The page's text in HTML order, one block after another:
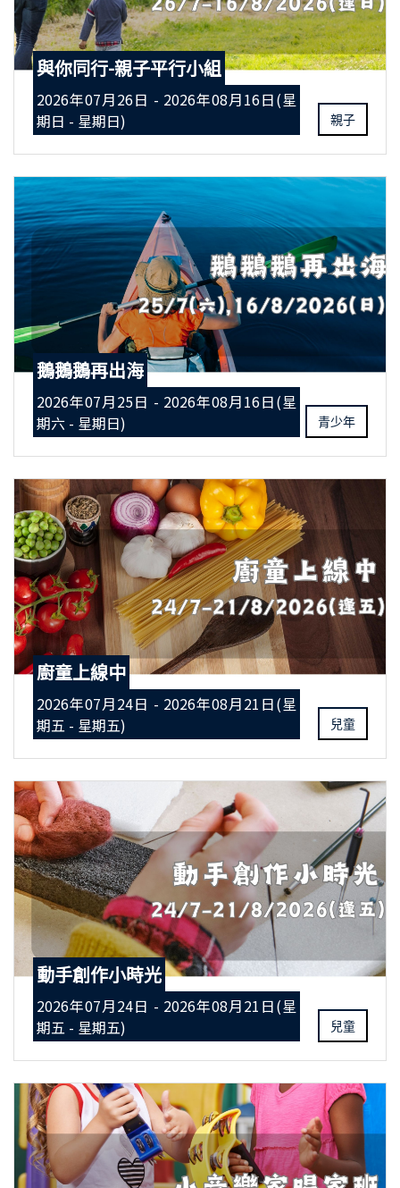
與你同行-親子平行小組
2026年07月26日 - 2026年08月16日(星
期日 - 星期日)
親子
鵝鵝鵝再出海
2026年07月25日 - 2026年08月16日(星
期六 - 星期日)
青少年
廚童上線中
2026年07月24日 - 2026年08月21日(星
期五 - 星期五)
兒童
動手創作小時光
2026年07月24日 - 2026年08月21日(星
期五 - 星期五)
兒童